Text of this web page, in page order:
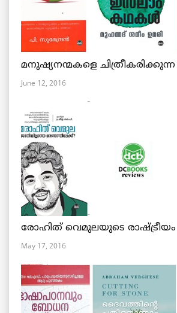
മനുഷ്യനന്മകളെ
June 12, 2016
രോഹിത് വെമുലയുടെ രാഷ്ട്രീയം
May 17, 2016